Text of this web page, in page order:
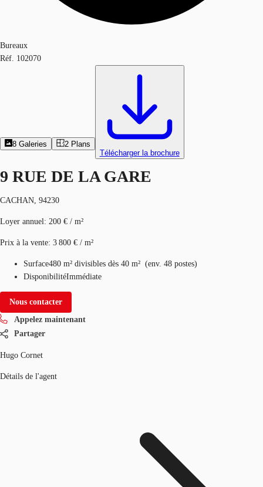
Bureaux
Réf. 102070
8 Galeries 2 Plans
Télécharger la brochure
9 RUE DE LA GARE
CACHAN, 94230
Loyer annuel: 200 € / m²
Prix à la vente: 3 800 € / m²
Surface480 m² divisibles dès 40 m² (env. 48 postes)
DisponibilitéImmédiate
Nous contacter
Appelez maintenant
Partager
Hugo Cornet
Détails de l'agent